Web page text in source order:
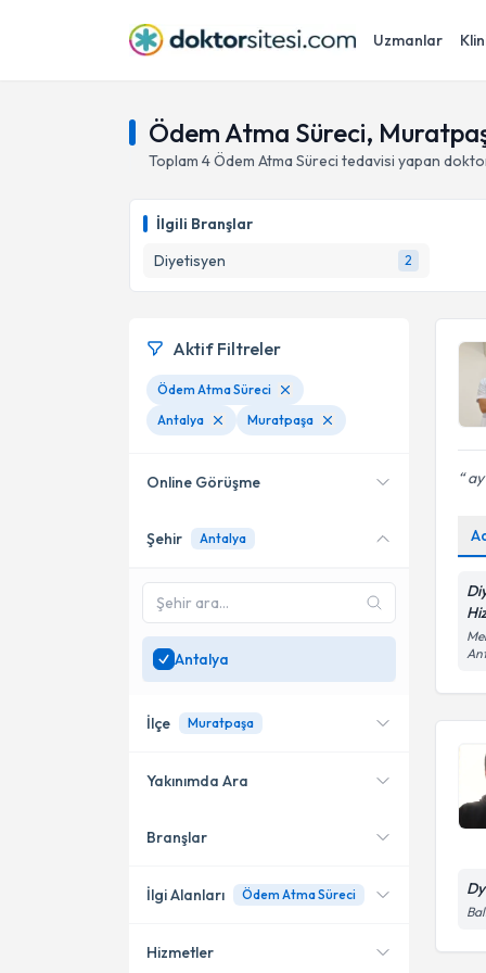
Uzmanlar
Ödem Atma Süreci,
Toplam 4Ödem Atma Süreci tedavisi yapan
İlgili Branşlar
Diyetisyen
2
ay
Aktif Filtreler
Ödem Atma Süreci
Antalya
Muratpaşa
Online Görüşme
Online danışmanlık sunan
SadeceAntalya
uzman ara
Şehir Antalya
Antalya
İlçe Muratpaşa
Muratpaşa
Finike
Yakınımda Ara
Konumuma yakın uzmanları
Branşlar
Diyetisyen
İlgi Alanları Ödem Atma Süreci
Hizmetler